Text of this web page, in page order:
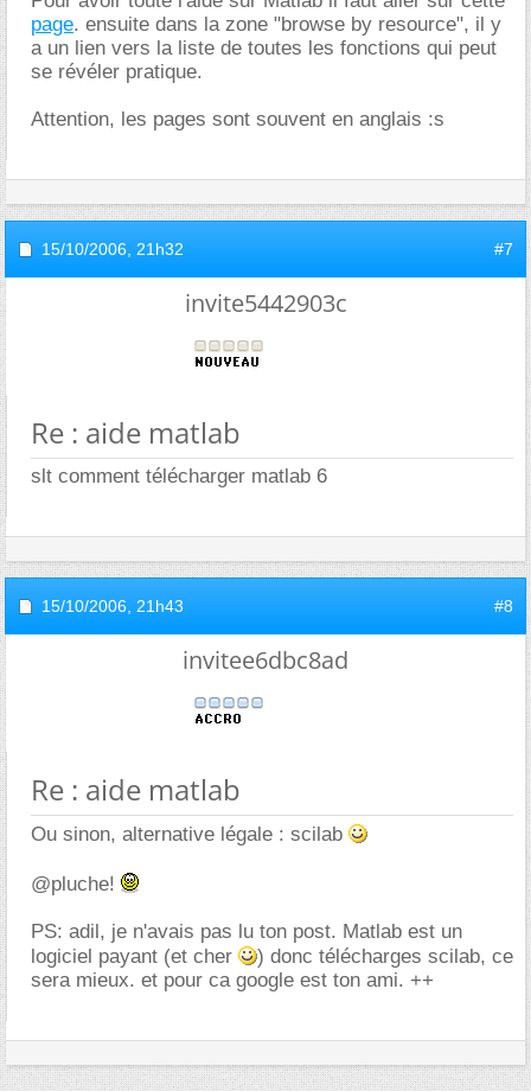
page. ensuite dans la zone "browse by resource", il y
a un lien vers la liste de toutes les fonctions qui peut
se révéler pratique.
Attention, les pages sont souvent en anglais :s
15/10/2006, 21h32 #7
invite5442903c
Re : aide matlab
slt comment télécharger matlab 6
15/10/2006, 21h43 #8
invitee6dbc8ad
Re : aide matlab
Ou sinon, alternative légale : scilab
@pluche!
PS: adil, je n'avais pas lu ton post. Matlab est un
logiciel payant (et cher
) donc télécharges scilab, ce
sera mieux. et pour ca google est ton ami. ++